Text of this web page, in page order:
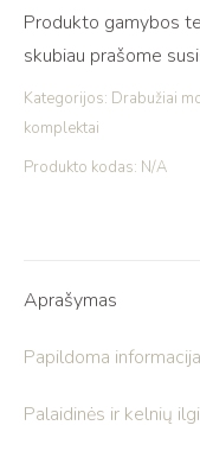
Produkto gamybos
skubiau prašome
Kategorijos: Drabužiai
komplektai
Produkto kodas: N/A
Aprašymas
Papildoma informacija
Palaidinės ir kelnių